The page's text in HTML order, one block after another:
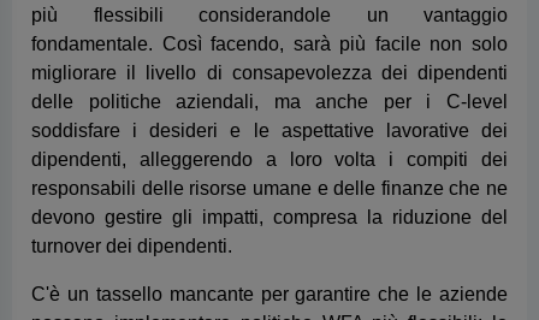
devono gestire gli impatti, compresa la riduzione del
turnover dei dipendenti.
C'è un tassello mancante per garantire che le aziende
possano implementare politiche WFA più flessibili: le
aziende devono disporre dei giusti strumenti di gestione
delle spese per snellire i processi, migliorare la
conformità e massimizzare il recupero delle spese.
Altri dati interessanti
L'80% del campione intervistato è soddisfatto